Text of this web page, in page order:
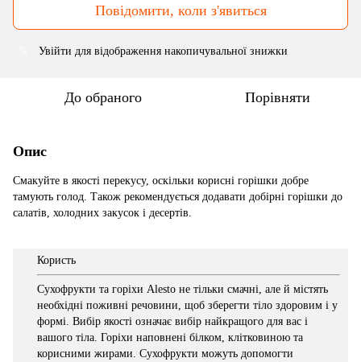
Повідомити, коли з'явиться
Увійти для відображення накопичувальної знижки
До обраного Порівняти
Опис
Смакуйте в якості перекусу, оскільки корисні горішки добре
тамують голод. Також рекомендується додавати добірні горішки до
салатів, холодних закусок і десертів.
Користь
Сухофрукти та горіхи Alesto не тільки смачні, але й містять
необхідні поживні речовини, щоб зберегти тіло здоровим і у
формі. Вибір якості означає вибір найкращого для вас і
вашого тіла. Горіхи наповнені білком, клітковиною та
корисними жирами. Сухофрукти можуть допомогти